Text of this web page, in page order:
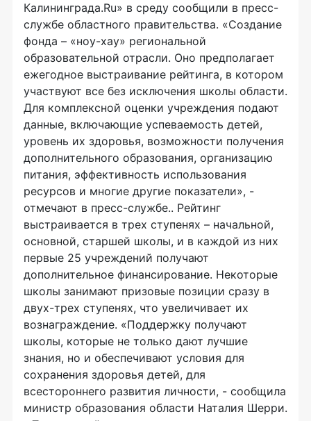
Калининграда.Ru» в среду сообщили в пресс-
службе областного правительства. «Создание
фонда – «ноу-хау» региональной
образовательной отрасли. Оно предполагает
ежегодное выстраивание рейтинга, в котором
участвуют все без исключения школы области.
Для комплексной оценки учреждения подают
данные, включающие успеваемость детей,
уровень их здоровья, возможности получения
дополнительного образования, организацию
питания, эффективность использования
ресурсов и многие другие показатели», -
отмечают в пресс-службе.. Рейтинг
выстраивается в трех ступенях – начальной,
основной, старшей школы, и в каждой из них
первые 25 учреждений получают
дополнительное финансирование. Некоторые
школы занимают призовые позиции сразу в
двух-трех ступенях, что увеличивает их
вознаграждение. «Поддержку получают
школы, которые не только дают лучшие
знания, но и обеспечивают условия для
сохранения здоровья детей, для
всестороннего развития личности, - сообщила
министр образования области Наталия Шерри.